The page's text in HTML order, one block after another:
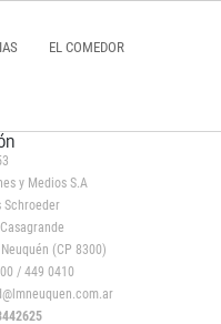
EL COMEDOR
y Medios S.A
Schroeder
(CP 8300)
/ 449 0410